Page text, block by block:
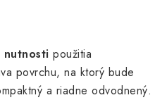
nutnosti použitia
povrchu, na ktorý bude
a riadne odvodnený.